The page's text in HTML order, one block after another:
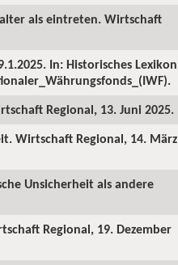
als eintreten. Wirtschaft
In: Historisches Lexikon
Regional, 13. Juni 2025.
Wirtschaft Regional, 14. März
Unsicherheit als andere
Regional, 19. Dezember